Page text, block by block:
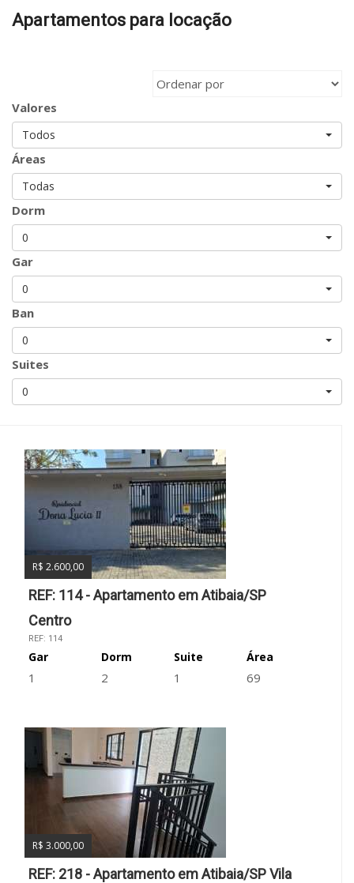
Apartamentos para locação
Valores
Todos
Áreas
Todas
Dorm
0
Gar
0
Ban
0
Suites
0
R$ 2.600,00
REF: 114 - Apartamento em Atibaia/SP
Centro
REF: 114
Gar
1
Dorm
2
Suite
1
Área
69
R$ 3.000,00
REF: 218 - Apartamento em Atibaia/SP Vila